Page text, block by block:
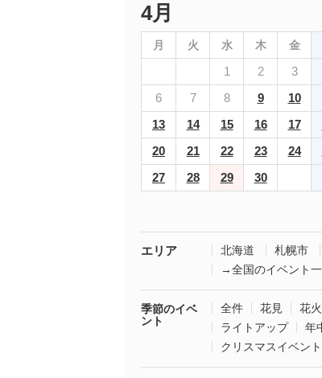
4月
月 火 水 木 金
1 2 3
6
7 8 9 10
13
14 15 16 17
20
21 22 23 24
27
28 29 30
エリア 北海道 札幌市
→全国のイベント
季節のイベ
ント
全件 花見 花火
ライトアップ
年
クリスマスイベント